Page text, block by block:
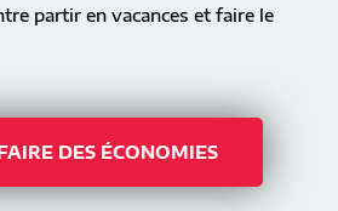
partir en vacances et faire le
DES ÉCONOMIES